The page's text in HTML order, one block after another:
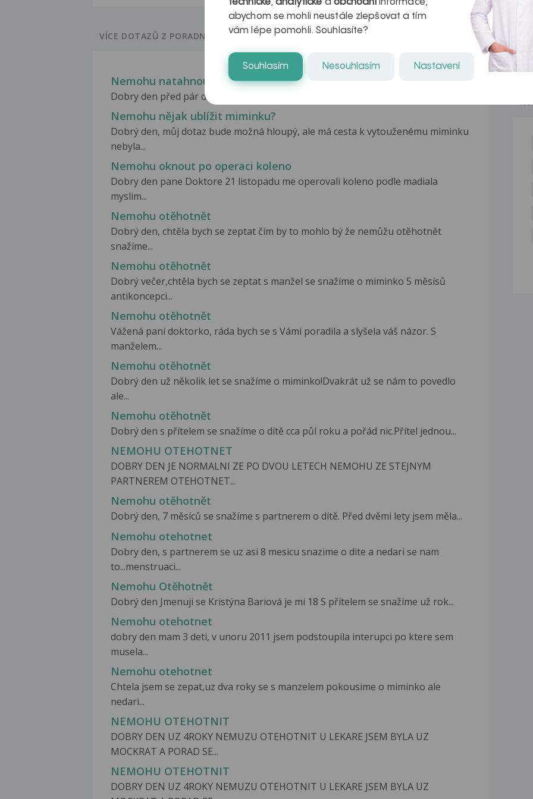
VÍCE DOTAZŮ Z PORADNY
Nemohu natahnout ruku v lokti
Dobry den před pár dny jsem to malinko přehnal s činkou a dnes jsou to již...
Nemohu nějak ublížit miminku?
Dobrý den, můj dotaz bude možná hloupý, ale má cesta k vytouženému miminku
nebyla...
Nemohu oknout po operaci koleno
Dobry den pane Doktore 21 listopadu me operovali koleno podle madiala
myslim...
Nemohu otěhotnět
Dobrý den, chtěla bych se zeptat čím by to mohlo bý že nemůžu otěhotnět
snažíme...
Nemohu otěhotnět
Dobrý večer,chtěla bych se zeptat s manžel se snažíme o miminko 5 měsísů
antikoncepci...
Nemohu otěhotnět
Vážená paní doktorko, ráda bych se s Vámi poradila a slyšela váš názor. S
manželem...
Nemohu otěhotnět
Dobrý den už několik let se snažíme o miminko!Dvakrát už se nám to povedlo
ale...
Nemohu otěhotnět
Dobrý den s přítelem se snažíme o dítě cca půl roku a pořád nic.Přítel jednou...
NEMOHU OTEHOTNET
DOBRY DEN JE NORMALNI ZE PO DVOU LETECH NEMOHU ZE STEJNYM
PARTNEREM OTEHOTNET...
Nemohu otěhotnět
Dobrý den, 7 měsíců se snažíme s partnerem o dítě. Před dvěmi lety jsem měla...
Nemohu otehotnet
Dobry den, s partnerem se uz asi 8 mesicu snazime o dite a nedari se nam
to...menstruaci...
Nemohu Otěhotnět
Dobrý den Jmenuji se Kristýna Bariová je mi 18 S přítelem se snažíme už rok...
Nemohu otehotnet
dobry den mam 3 deti, v unoru 2011 jsem podstoupila interupci po ktere sem
musela...
Nemohu otehotnet
Chtela jsem se zepat,uz dva roky se s manzelem pokousime o miminko ale
nedari...
NEMOHU OTEHOTNIT
DOBRY DEN UZ 4ROKY NEMUZU OTEHOTNIT U LEKARE JSEM BYLA UZ
MOCKRAT A PORAD SE...
NEMOHU OTEHOTNIT
DOBRY DEN UZ 4ROKY NEMUZU OTEHOTNIT U LEKARE JSEM BYLA UZ
technické,analytické a obchodníinformace,
abychom se mohli neustále zlepšovat a tím
vám lépe pomohli. Souhlasíte?
Souhlasím Nesouhlasím Nastavení